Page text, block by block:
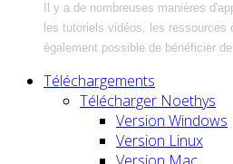
Il y a de nombreuses manières
les tutoriels vidéos, les
également possible de bénéficier
Téléchargements
Télécharger Noethys
Version Windows
Version Linux